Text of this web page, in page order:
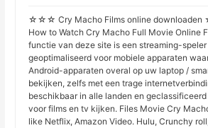
☆☆☆ Cry Macho Films online
How to Watch Cry Macho Full Movie Online
functie van deze site is een streaming-speler
geoptimaliseerd voor mobiele apparaten
Android-apparaten overal op uw laptop /
bekijken, zelfs met een trage
beschikbaar in alle landen en
voor films en tv kijken. Files Movie Cry
like Netflix, Amazon Video. Hulu, Crunchy